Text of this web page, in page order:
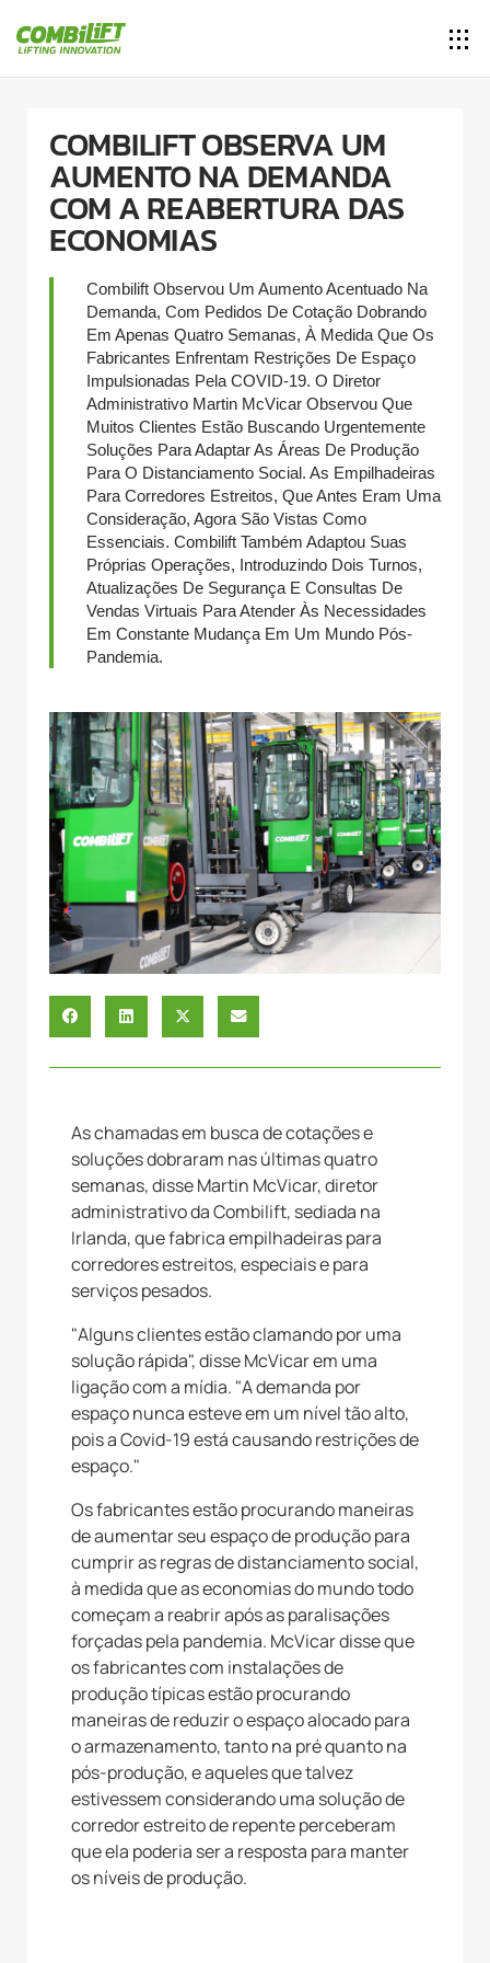
COMBILIFT OBSERVA UM
AUMENTO NA DEMANDA
COM A REABERTURA DAS
ECONOMIAS
Combilift Observou Um Aumento Acentuado Na
Demanda, Com Pedidos De Cotação Dobrando
Em Apenas Quatro Semanas, À Medida Que Os
Fabricantes Enfrentam Restrições De Espaço
Impulsionadas Pela COVID-19. O Diretor
Administrativo Martin McVicar Observou Que
Muitos Clientes Estão Buscando Urgentemente
Soluções Para Adaptar As Áreas De Produção
Para O Distanciamento Social. As Empilhadeiras
Para Corredores Estreitos, Que Antes Eram Uma
Consideração, Agora São Vistas Como
Essenciais. Combilift Também Adaptou Suas
Próprias Operações, Introduzindo Dois Turnos,
Atualizações De Segurança E Consultas De
Vendas Virtuais Para Atender Às Necessidades
Em Constante Mudança Em Um Mundo Pós-
Pandemia.
As chamadas em busca de cotações e
soluções dobraram nas últimas quatro
semanas, disse Martin McVicar, diretor
administrativo da Combilift, sediada na
Irlanda, que fabrica empilhadeiras para
corredores estreitos, especiais e para
serviços pesados.
"Alguns clientes estão clamando por uma
solução rápida", disse McVicar em uma
ligação com a mídia. "A demanda por
espaço nunca esteve em um nível tão alto,
pois a Covid-19 está causando restrições de
espaço."
Os fabricantes estão procurando maneiras
de aumentar seu espaço de produção para
cumprir as regras de distanciamento social,
à medida que as economias do mundo todo
começam a reabrir após as paralisações
forçadas pela pandemia. McVicar disse que
os fabricantes com instalações de
produção típicas estão procurando
maneiras de reduzir o espaço alocado para
o armazenamento, tanto na pré quanto na
pós-produção, e aqueles que talvez
estivessem considerando uma solução de
corredor estreito de repente perceberam
que ela poderia ser a resposta para manter
os níveis de produção.